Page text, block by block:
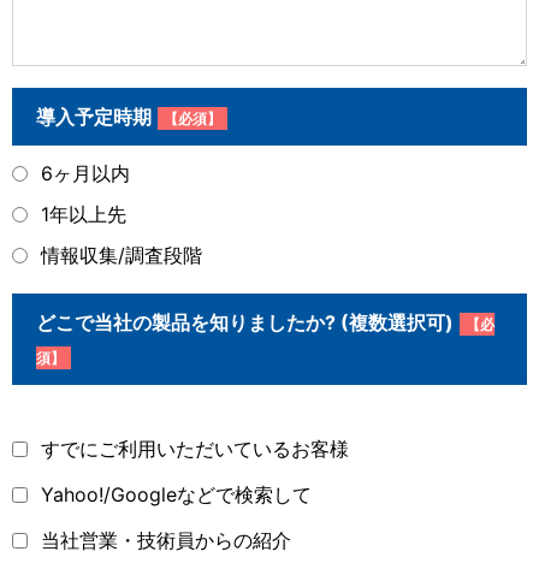
導入予定時期 【必須】
6ヶ月以内
1年以上先
情報収集/調査段階
どこで当社の製品を知りましたか? (複数選択可)
【必
須】
すでにご利用いただいているお客様
Yahoo!/Googleなどで検索して
当社営業・技術員からの紹介